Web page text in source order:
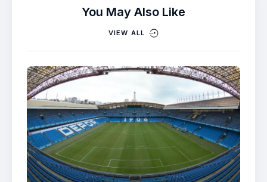
You May Also Like
VIEW ALL